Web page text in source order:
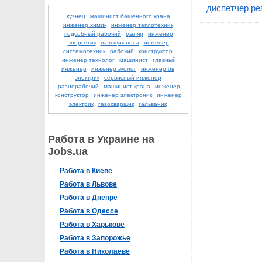
кузнец
машинист башенного крана
инженер химик
инженер теплотехник
подсобный рабочий
маляр
инженер
энергетик
вальщик леса
инженер
системотехник
рабочий
конструктор
инженер технолог
машинист
главный
инженер
инженер эколог
инженер ов
электрик
сервисный инженер
разнорабочий
машинист крана
инженер
конструктор
инженер электроник
инженер
электрик
газосварщик гальваник
Работа в Украине на
Jobs.ua
Работа в Киеве
Работа в Львове
Работа в Днепре
Работа в Одессе
Работа в Харькове
Работа в Запорожье
Работа в Николаеве
диспетчер